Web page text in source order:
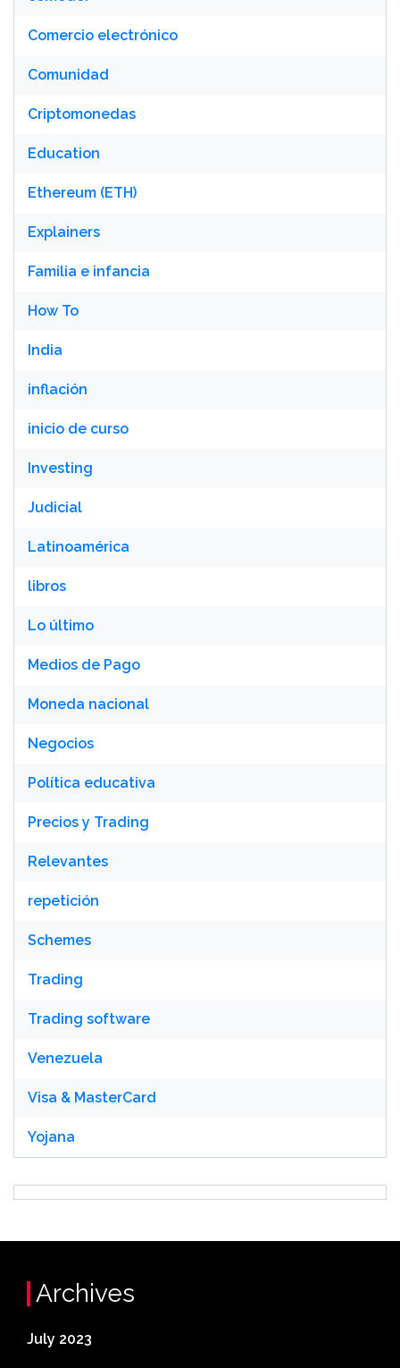
Comercio electrónico
Comunidad
Criptomonedas
Education
Ethereum (ETH)
Explainers
Familia e infancia
How To
India
inflación
inicio de curso
Investing
Judicial
Latinoamérica
libros
Lo último
Medios de Pago
Moneda nacional
Negocios
Política educativa
Precios y Trading
Relevantes
repetición
Schemes
Trading
Trading software
Venezuela
Visa & MasterCard
Yojana
Archives
July 2023